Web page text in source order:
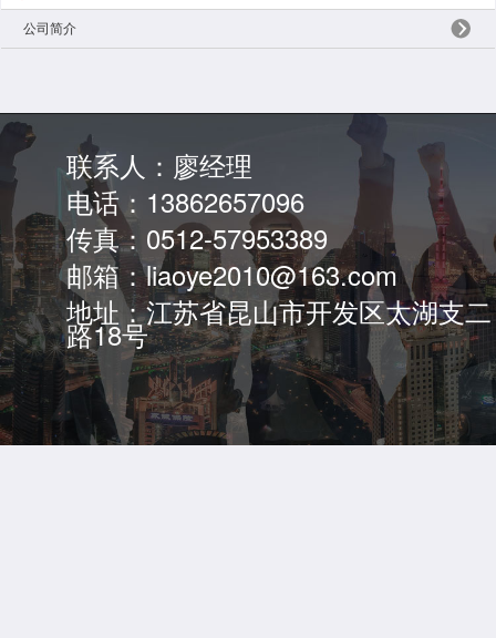
公司简介
联系人：廖经理
电话：13862657096
传真：0512-57953389
邮箱：liaoye2010@163.com
地址：江苏省昆山市开发区太湖支二
路18号